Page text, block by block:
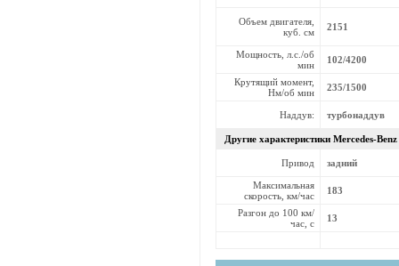
Объем двигателя,
куб. см
2151
Мощность, л.с./об
мин
102/4200
Крутящий момент,
Нм/об мин
235/1500
Наддув: турбонаддув
Другие характеристики Mercedes-Benz
Привод задний
Максимальная
скорость, км/час
183
Разгон до 100 км/
час, с
13